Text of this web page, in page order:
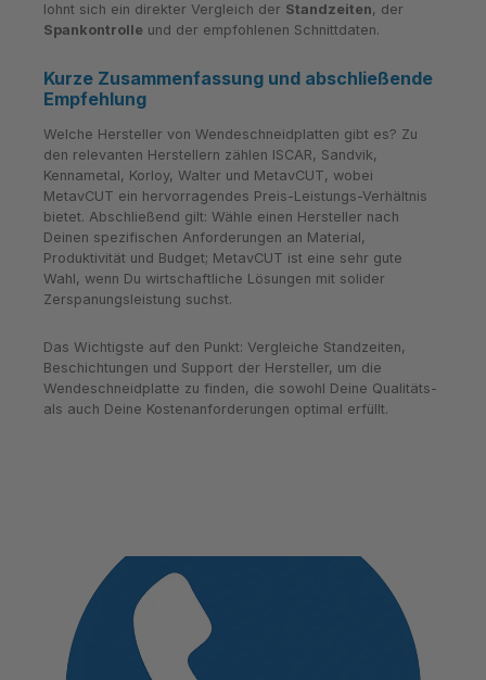
lohnt sich ein direkter Vergleich der Standzeiten, der
Spankontrolle und der empfohlenen Schnittdaten.
Kurze Zusammenfassung und abschließende
Empfehlung
Welche Hersteller von Wendeschneidplatten gibt es? Zu
den relevanten Herstellern zählen ISCAR, Sandvik,
Kennametal, Korloy, Walter und MetavCUT, wobei
MetavCUT ein hervorragendes Preis-Leistungs-Verhältnis
bietet. Abschließend gilt: Wähle einen Hersteller nach
Deinen spezifischen Anforderungen an Material,
Produktivität und Budget; MetavCUT ist eine sehr gute
Wahl, wenn Du wirtschaftliche Lösungen mit solider
Zerspanungsleistung suchst.
Das Wichtigste auf den Punkt: Vergleiche Standzeiten,
Beschichtungen und Support der Hersteller, um die
Wendeschneidplatte zu finden, die sowohl Deine Qualitäts-
als auch Deine Kostenanforderungen optimal erfüllt.